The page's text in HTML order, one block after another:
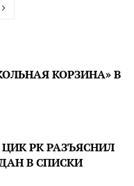
КОРЗИНА» В
РК РАЗЪЯСНИЛ
В СПИСКИ